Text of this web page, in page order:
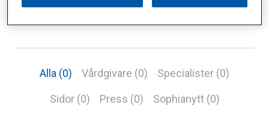
Alla (0) Vårdgivare (0) Specialister (0)
Sidor (0) Press (0) Sophianytt (0)